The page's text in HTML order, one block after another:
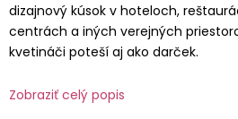
dizajnový kúsok v hoteloch,
centrách a iných verejných
kvetináči poteší aj ako darček.
Zobraziť celý popis